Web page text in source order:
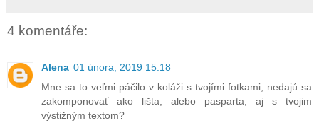
4 komentáře:
Alena 01 února, 2019 15:18
Mne sa to veľmi páčilo v koláži s tvojími fotkami, nedajú sa
zakomponovať ako lišta, alebo pasparta, aj s tvojim
výstižným textom?